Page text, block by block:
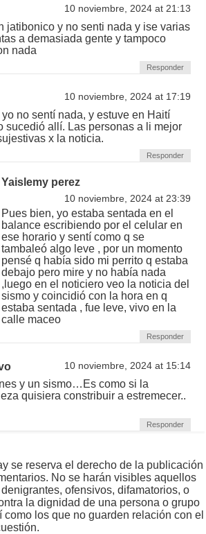
10 noviembre, 2024 at 21:13
jatibonico y no senti nada y ise varias
a demasiada gente y tampoco
nada
Responder
10 noviembre, 2024 at 17:19
yo no sentí nada, y estuve en Haití
sucedió allí. Las personas a li mejor
x la noticia.
Responder
Yaislemy perez
10 noviembre, 2024 at 23:39
Pues bien, yo estaba sentada en el
balance escribiendo por el celular en
ese horario y sentí como q se
tambaleó algo leve , por un momento
pensé q había sido mi perrito q estaba
debajo pero mire y no había nada
,luego en el noticiero veo la noticia del
sismo y coincidió con la hora en q
estaba sentada , fue leve, vivo en la
calle maceo
Responder
10 noviembre, 2024 at 15:14
y un sismo…Es como si la
quisiera constribuir a estremecer..
Responder
se reserva el derecho de la publicación
No se harán visibles aquellos
ofensivos, difamatorios, o
la dignidad de una persona o grupo
como los que no guarden relación con el